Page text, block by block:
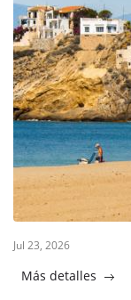
Jul 23, 2026
Más detalles